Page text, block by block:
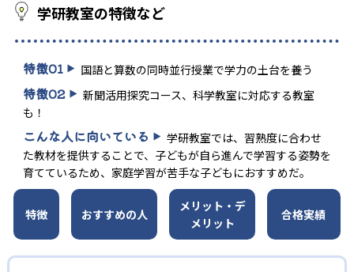
学研教室の特徴など
特徴01 国語と算数の同時並行授業で学力の土台を養う
特徴02
新聞活用探究コース、科学教室に対応する教室
も！
こんな人に向いている
学研教室では、習熟度に合わせ
た教材を提供することで、子どもが自ら進んで学習する姿勢を
育てているため、家庭学習が苦手な子どもにおすすめだ。
特徴 おすすめの人
メリット・デ
メリット
合格実績